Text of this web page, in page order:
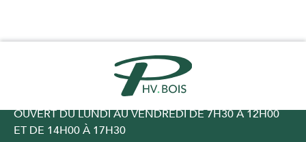
OUVERT DU LUNDI AU VENDREDI DE 7H30 À 12H00
ET DE 14H00 À 17H30